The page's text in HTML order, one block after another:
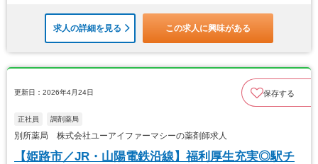
求人の詳細を見る この求人に興味がある
更新日：2026年4月24日 保存する
正社員 調剤薬局
別所薬局 株式会社ユーアイファーマシーの薬剤師求人
【姫路市／JR・山陽電鉄沿線】福利厚生充実◎駅チ